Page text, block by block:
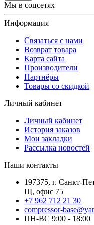
Мы в соцсетях
Информация
Связаться с нами
Возврат товара
Карта сайта
Производители
Партнёры
Товары со скидкой
Личный кабинет
Личный кабинет
История заказов
Мои закладки
Рассылка новостей
Наши контакты
197375, г. Санкт-
Щ, офис 75
+7 962 712 21 30
compressor-
ПН-ВС 9:00 - 18:00